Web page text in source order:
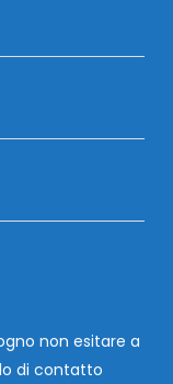
non esitare a
di contatto